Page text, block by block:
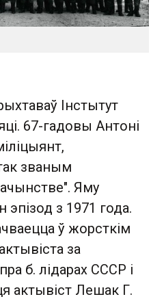
Інстытут
67-гадовы Антоні
званым
Яму
эпізод з 1971 года.
ў жорсткім
за
б. лідарах СССР і
актывіст Лешак Г.